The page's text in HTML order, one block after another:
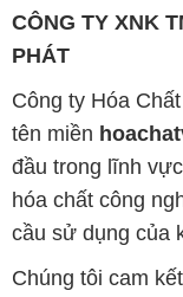
CÔNG TY XNK
PHÁT
Công ty Hóa
tên miền
đầu trong lĩnh
hóa chất công
cầu sử dụng của
Chúng tôi cam